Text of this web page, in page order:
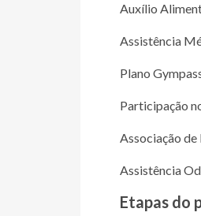
Auxílio
Assistência
Plano
Participação
Associação
Assistência
Etapas do